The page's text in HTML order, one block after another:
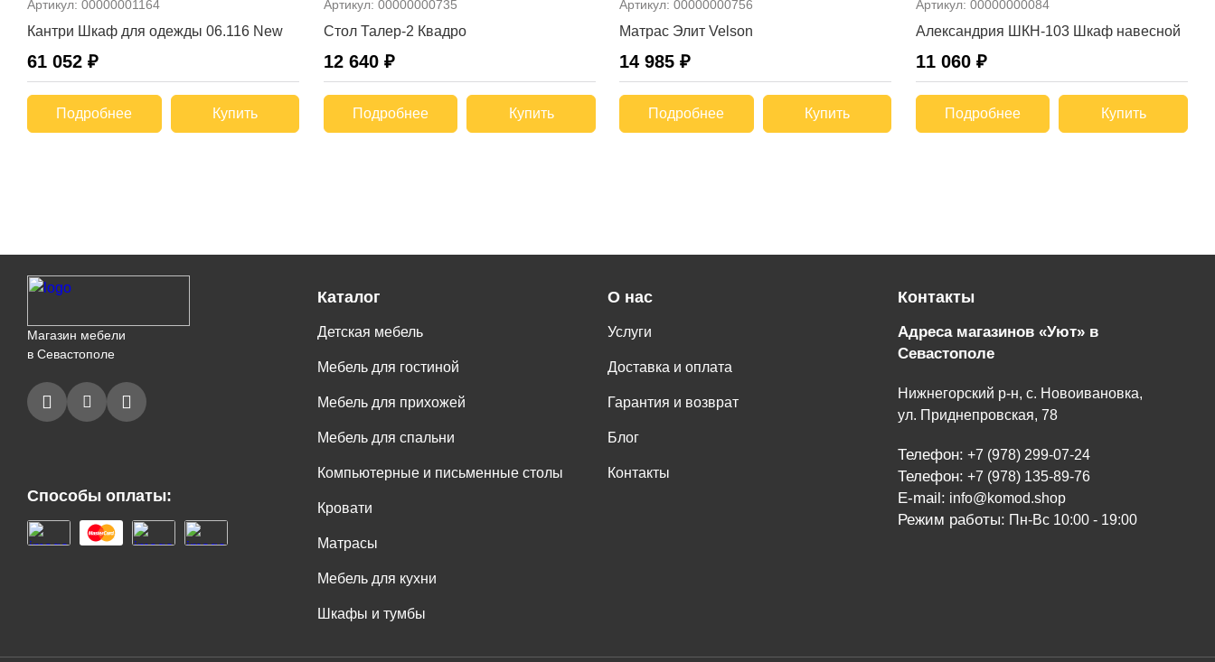
Артикул: 00000001164
Кантри Шкаф для одежды 06.116 New
61 052 ₽
Подробнее Купить
Артикул: 00000000735
Стол Талер-2 Квадро
12 640 ₽
Подробнее Купить
Артикул:00000000756
Матрас Элит Velson
14 985 ₽
Подробнее Купить
Артикул: 00000000084
Александрия ШКН-103 Шкаф навесной
11 060 ₽
Подробнее Купить
Магазин мебели
в Севастополе
Способы оплаты:
Каталог
Детская мебель
Мебель для гостиной
Мебель для прихожей
Мебель для спальни
Компьютерные и письменные столы
Кровати
Матрасы
Мебель для кухни
Шкафы и тумбы
О нас
Услуги
Доставка и оплата
Гарантия и возврат
Блог
Контакты
Контакты
Адреса магазинов «Уют» в
Севастополе
Нижнегорский р-н, с. Новоивановка,
ул. Приднепровская, 78
Телефон: +7 (978) 299-07-24
Телефон: +7 (978) 135-89-76
E-mail: info@komod.shop
Режим работы: Пн-Вс 10:00 - 19:00